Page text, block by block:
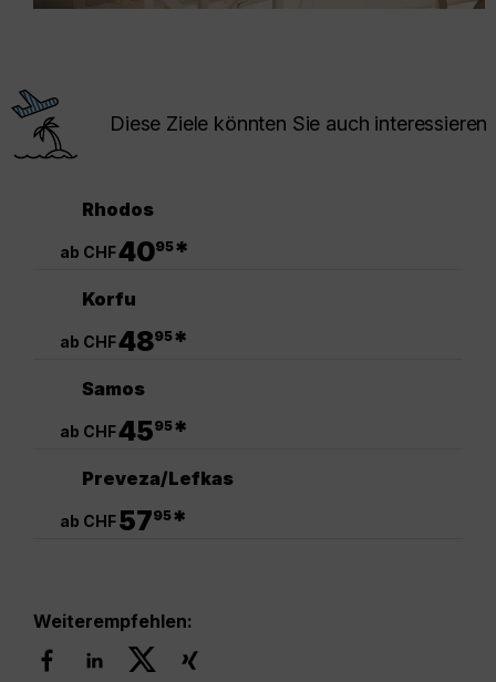
Diese Ziele könnten Sie auch interessieren
Rhodos
ab CHF4095*
Korfu
ab CHF4895*
Samos
ab CHF4595*
Preveza/Lefkas
ab CHF5795*
Weiterempfehlen: